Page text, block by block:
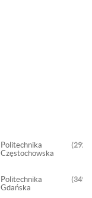
Politechnika
Częstochowska
292
Politechnika
Gdańska
3498